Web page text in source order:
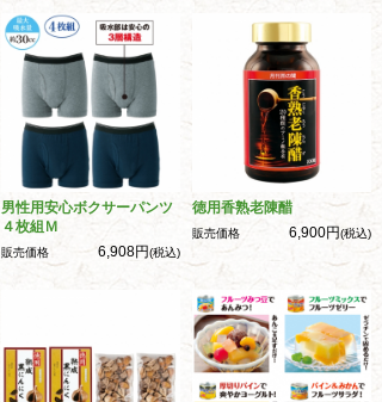
男性用安心ボクサーパンツ
４枚組Ｍ
販売価格 6,908円(税込)
徳用香熟老陳醋
販売価格 6,900円(税込)